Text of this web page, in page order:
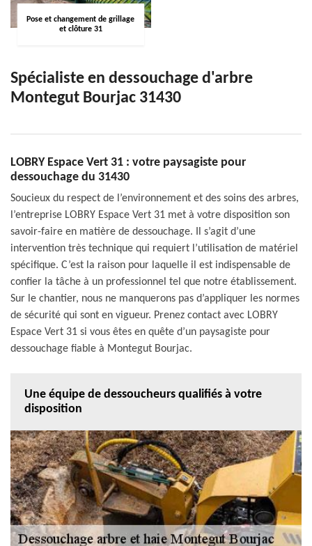
Pose et changement de grillage
et clôture 31
Spécialiste en dessouchage d'arbre
Montegut Bourjac 31430
LOBRY Espace Vert 31 : votre paysagiste pour
dessouchage du 31430
Soucieux du respect de l’environnement et des soins des arbres,
l’entreprise LOBRY Espace Vert 31 met à votre disposition son
savoir-faire en matière de dessouchage. Il s’agit d’une
intervention très technique qui requiert l’utilisation de matériel
spécifique. C’est la raison pour laquelle il est indispensable de
confier la tâche à un professionnel tel que notre établissement.
Sur le chantier, nous ne manquerons pas d’appliquer les normes
de sécurité qui sont en vigueur. Prenez contact avec LOBRY
Espace Vert 31 si vous êtes en quête d’un paysagiste pour
dessouchage fiable à Montegut Bourjac.
Une équipe de dessoucheurs qualifiés à votre
disposition